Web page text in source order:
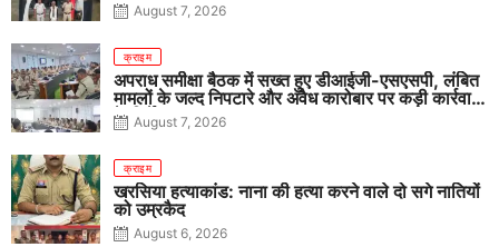
August 7, 2026
क्राइम
अपराध समीक्षा बैठक में सख्त हुए डीआईजी-एसएसपी, लंबित
मामलों के जल्द निपटारे और अवैध कारोबार पर कड़ी कार्रवाई
के निर्देश
August 7, 2026
क्राइम
खरसिया हत्याकांड: नाना की हत्या करने वाले दो सगे नातियों
को उम्रकैद
August 6, 2026